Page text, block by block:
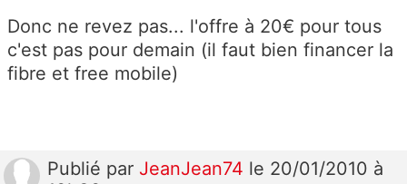
Donc ne revez pas... l'offre à 20€ pour tous
c'est pas pour demain (il faut bien financer la
fibre et free mobile)
Publié par JeanJean74 le 20/01/2010 à